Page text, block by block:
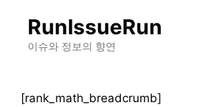
RunIssueRun
이슈와 정보의 향연
[rank_math_breadcrumb]